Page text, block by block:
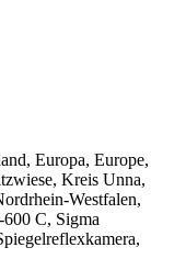
Europa, Europe,
Kreis Unna,
Westfalen,
C, Sigma